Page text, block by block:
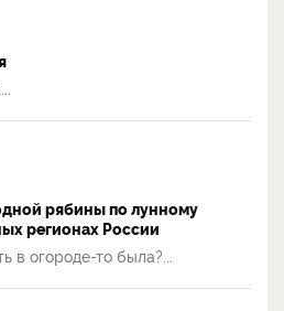
рябины по лунному
регионах России
в огороде-то была?...